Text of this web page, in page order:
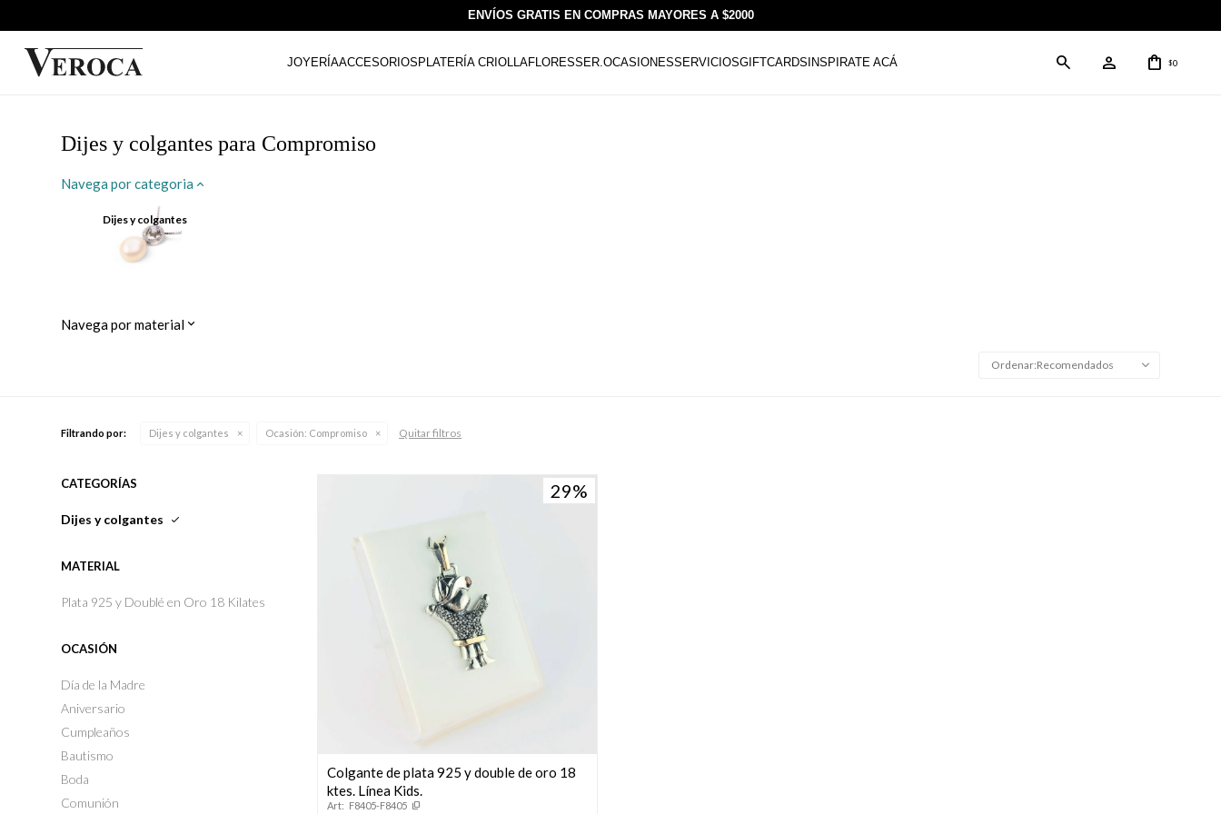
ENVÍOS GRATIS EN COMPRAS MAYORES A $2000
JOYERÍAACCESORIOS PLATERÍA CRIOLLAFLORESSER.OCASIONESSERVICIOSGIFTCARDS INSPIRATE ACÁ $0
Dijes y colgantes para Compromiso
Navega por categoria
Dijes y colgantes
Navega por material
Recomendados
Filtrando por: Dijes y colgantes Ocasión: Compromiso Quitar filtros
29
Colgante de plata 925 y double de oro 18
ktes. Línea Kids.
F8405-F8405
CATEGORÍAS
Dijes y colgantes
MATERIAL
Plata 925 y Doublé en Oro 18 Kilates
OCASIÓN
Día de la Madre
Aniversario
Cumpleaños
Bautismo
Boda
Comunión